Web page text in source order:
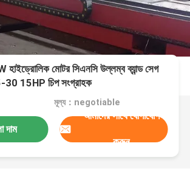
হাইড্রোলিক মোটর সিএনসি উল্লম্ব ব্যান্ড সেগ
15HP চিপ সংগ্রাহক
মূল্য：negotiable
দাম
আমাদের সাথে যোগাযোগ
করুন